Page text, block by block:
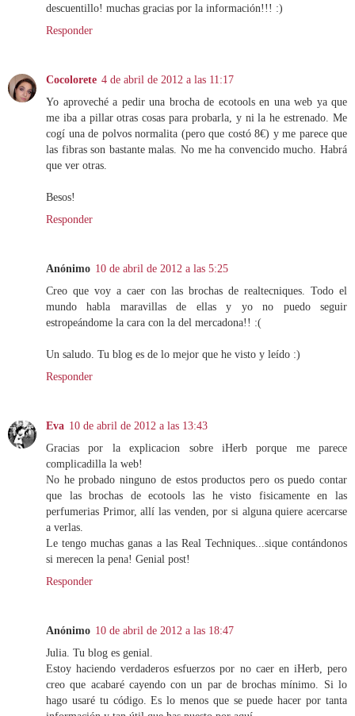
descuentillo! muchas gracias por la información!!! :)
Responder
Cocolorete 4 de abril de 2012 a las 11:17
Yo aproveché a pedir una brocha de ecotools en una web ya que
me iba a pillar otras cosas para probarla, y ni la he estrenado. Me
cogí una de polvos normalita (pero que costó 8€) y me parece que
las fibras son bastante malas. No me ha convencido mucho. Habrá
que ver otras.
Besos!
Responder
Anónimo 10 de abril de 2012 a las 5:25
Creo que voy a caer con las brochas de realtecniques. Todo el
mundo habla maravillas de ellas y yo no puedo seguir
estropeándome la cara con la del mercadona!! :(
Un saludo. Tu blog es de lo mejor que he visto y leído :)
Responder
Eva 10 de abril de 2012 a las 13:43
Gracias por la explicacion sobre iHerb porque me parece
complicadilla la web!
No he probado ninguno de estos productos pero os puedo contar
que las brochas de ecotools las he visto fisicamente en las
perfumerias Primor, allí las venden, por si alguna quiere acercarse
a verlas.
Le tengo muchas ganas a las Real Techniques...sique contándonos
si merecen la pena! Genial post!
Responder
Anónimo 10 de abril de 2012 a las 18:47
Julia. Tu blog es genial.
Estoy haciendo verdaderos esfuerzos por no caer en iHerb, pero
creo que acabaré cayendo con un par de brochas mínimo. Si lo
hago usaré tu código. Es lo menos que se puede hacer por tanta